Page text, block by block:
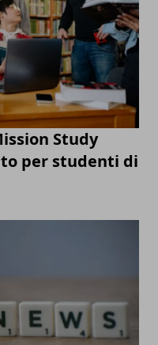
Study
per studenti di